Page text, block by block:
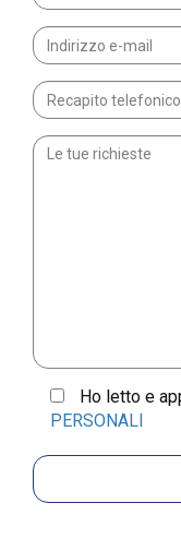
Ho letto e
PERSONALI